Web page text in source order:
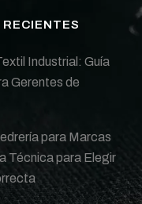
Industrial: Guía
Gerentes de
para Marcas
Técnica para Elegir